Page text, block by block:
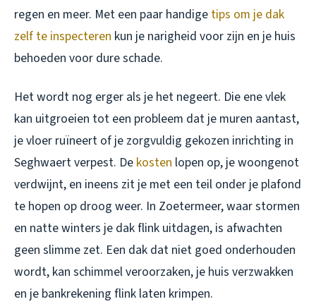
regen en meer. Met een paar handige tips om je dak
zelf te inspecteren kun je narigheid voor zijn en je huis
behoeden voor dure schade.
Het wordt nog erger als je het negeert. Die ene vlek
kan uitgroeien tot een probleem dat je muren aantast,
je vloer ruïneert of je zorgvuldig gekozen inrichting in
Seghwaert verpest. De kosten lopen op, je woongenot
verdwijnt, en ineens zit je met een teil onder je plafond
te hopen op droog weer. In Zoetermeer, waar stormen
en natte winters je dak flink uitdagen, is afwachten
geen slimme zet. Een dak dat niet goed onderhouden
wordt, kan schimmel veroorzaken, je huis verzwakken
en je bankrekening flink laten krimpen.